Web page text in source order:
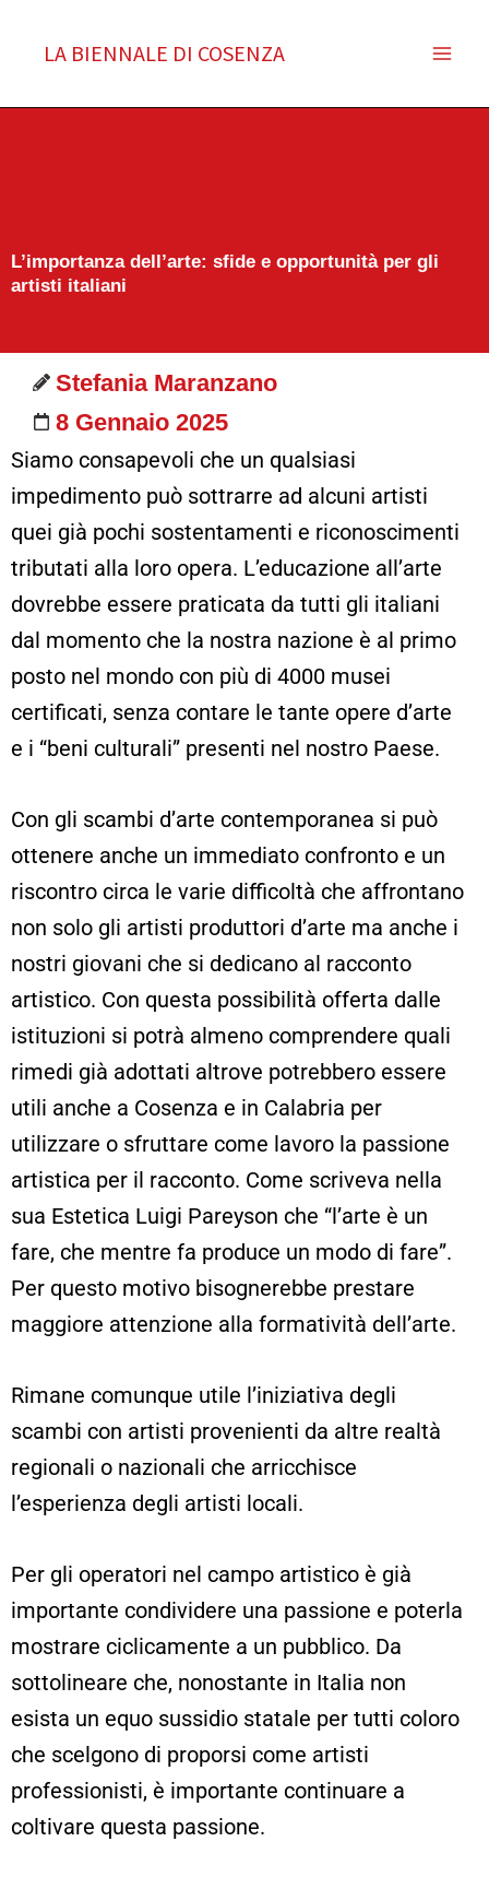
LA BIENNALE DI COSENZA
L’importanza dell’arte: sfide e opportunità per gli
artisti italiani
Stefania Maranzano
8 Gennaio 2025
Siamo consapevoli che un qualsiasi
impedimento può sottrarre ad alcuni artisti
quei già pochi sostentamenti e riconoscimenti
tributati alla loro opera. L’educazione all’arte
dovrebbe essere praticata da tutti gli italiani
dal momento che la nostra nazione è al primo
posto nel mondo con più di 4000 musei
certificati, senza contare le tante opere d’arte
e i “beni culturali” presenti nel nostro Paese.
Con gli scambi d’arte contemporanea si può
ottenere anche un immediato confronto e un
riscontro circa le varie difficoltà che affrontano
non solo gli artisti produttori d’arte ma anche i
nostri giovani che si dedicano al racconto
artistico. Con questa possibilità offerta dalle
istituzioni si potrà almeno comprendere quali
rimedi già adottati altrove potrebbero essere
utili anche a Cosenza e in Calabria per
utilizzare o sfruttare come lavoro la passione
artistica per il racconto. Come scriveva nella
sua Estetica Luigi Pareyson che “l’arte è un
fare, che mentre fa produce un modo di fare”.
Per questo motivo bisognerebbe prestare
maggiore attenzione alla formatività dell’arte.
Rimane comunque utile l’iniziativa degli
scambi con artisti provenienti da altre realtà
regionali o nazionali che arricchisce
l’esperienza degli artisti locali.
Per gli operatori nel campo artistico è già
importante condividere una passione e poterla
mostrare ciclicamente a un pubblico. Da
sottolineare che, nonostante in Italia non
esista un equo sussidio statale per tutti coloro
che scelgono di proporsi come artisti
professionisti, è importante continuare a
coltivare questa passione.